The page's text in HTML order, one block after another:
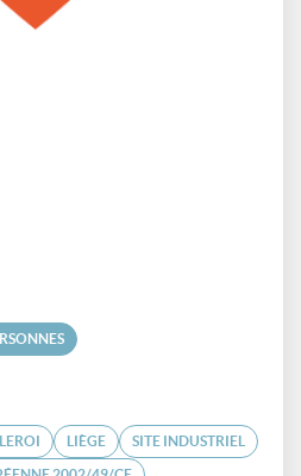
LIÈGE SITE INDUSTRIEL